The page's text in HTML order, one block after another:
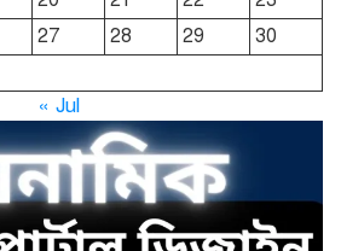
নিরব
ছাতকে এক স্কুল ছাত্রী পাশবিকতার
শিকার অভিযুক্ত
27 28 29
30
« Jul